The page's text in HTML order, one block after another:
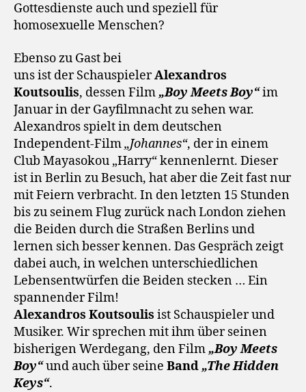
Gottesdienste auch und speziell für
homosexuelle Menschen?
Ebenso zu Gast bei
uns ist der SchauspielerAlexandros
Koutsoulis, dessen Film „Boy Meets Boy“im
Januar in der Gayfilmnacht zu sehen war.
Alexandros spielt in dem deutschen
Independent-Film„Johannes“, der in einem
Club Mayasokou „Harry“ kennenlernt. Dieser
ist in Berlin zu Besuch, hat aber die Zeit fast nur
mit Feiern verbracht. In den letzten 15 Stunden
bis zu seinem Flug zurück nach London ziehen
die Beiden durch die Straßen Berlins und
lernen sich besser kennen. Das Gespräch zeigt
dabei auch, in welchen unterschiedlichen
Lebensentwürfen die Beiden stecken … Ein
spannender Film!
Alexandros Koutsoulis ist Schauspieler und
Musiker. Wir sprechen mit ihm über seinen
bisherigen Werdegang, den Film „Boy Meets
Boy“und auch über seine Band „The Hidden
Keys“.